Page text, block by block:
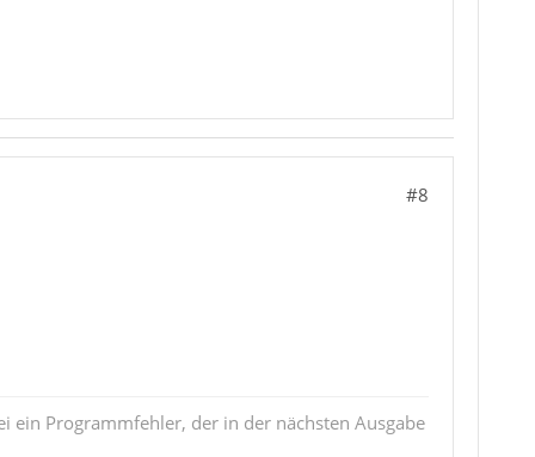
#8
ein Programmfehler, der in der nächsten Ausgabe